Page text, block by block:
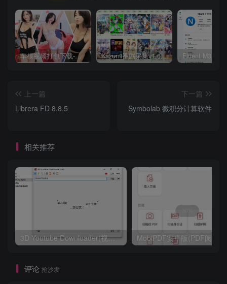
车模视频打包下载-高清无水印版 Kazumi番剧采集v1.6.9：支持自定义规则+在线观看+弹幕，跨平台下载
上一篇
Librera FD 8.8.5
下一篇
Symbolab 微积分计算软件
相关推荐
3D Youtube Downloader(视频下载工具) v1.22.6 多语便携版
评论 抢沙发